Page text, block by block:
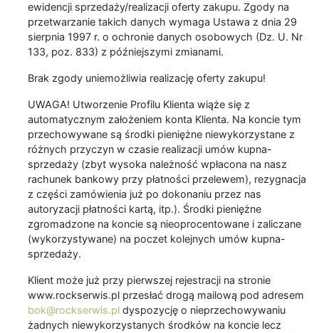
ewidencji sprzedaży/realizacji oferty zakupu. Zgody na
przetwarzanie takich danych wymaga Ustawa z dnia 29
sierpnia 1997 r. o ochronie danych osobowych (Dz. U. Nr
133, poz. 833) z późniejszymi zmianami.
Brak zgody uniemożliwia realizację oferty zakupu!
UWAGA! Utworzenie Profilu Klienta wiąże się z
automatycznym założeniem konta Klienta. Na koncie tym
przechowywane są środki pieniężne niewykorzystane z
różnych przyczyn w czasie realizacji umów kupna-
sprzedaży (zbyt wysoka należność wpłacona na nasz
rachunek bankowy przy płatności przelewem), rezygnacja
z części zamówienia już po dokonaniu przez nas
autoryzacji płatności kartą, itp.). Środki pieniężne
zgromadzone na koncie są nieoprocentowane i zaliczane
(wykorzystywane) na poczet kolejnych umów kupna-
sprzedaży.
Klient może już przy pierwszej rejestracji na stronie
www.rockserwis.pl przesłać drogą mailową pod adresem
bok@rockserwis.pl dyspozycję o nieprzechowywaniu
żadnych niewykorzystanych środków na koncie lecz